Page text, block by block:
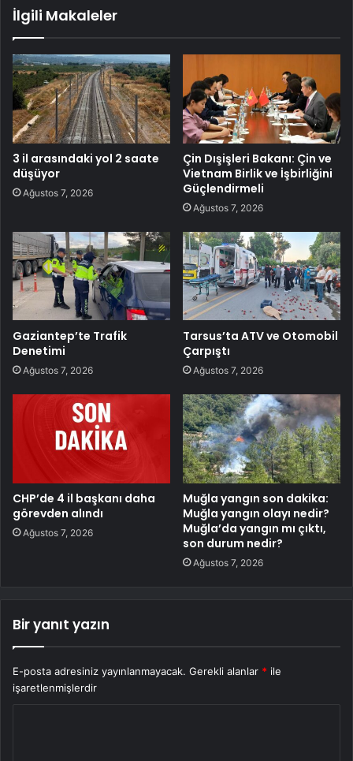
İlgili Makaleler
3 il arasındaki yol 2 saate
düşüyor
Ağustos 7, 2026
Çin Dışişleri Bakanı: Çin ve
Vietnam Birlik ve İşbirliğini
Güçlendirmeli
Ağustos 7, 2026
Gaziantep’te Trafik
Denetimi
Ağustos 7, 2026
Tarsus’ta ATV ve Otomobil
Çarpıştı
Ağustos 7, 2026
CHP’de 4 il başkanı daha
görevden alındı
Ağustos 7, 2026
Muğla yangın son dakika:
Muğla yangın olayı nedir?
Muğla’da yangın mı çıktı,
son durum nedir?
Ağustos 7, 2026
Bir yanıt yazın
E-posta adresiniz yayınlanmayacak. Gerekli alanlar * ile
işaretlenmişlerdir